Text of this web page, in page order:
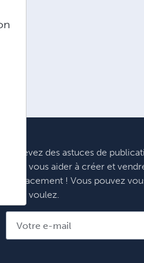
Recevez des astuces de
pour vous aider à créer et
efficacement ! Vous pouvez
vous voulez.